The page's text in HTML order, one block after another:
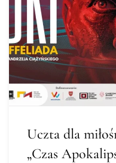
Uczta dla
„Czas